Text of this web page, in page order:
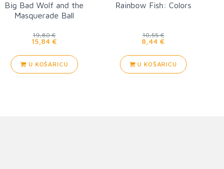
Big Bad Wolf and the
Masquerade Ball
19,80 €
15,84 €
U KOŠARICU
Rainbow Fish: Colors
10,55 €
8,44 €
U KOŠARICU